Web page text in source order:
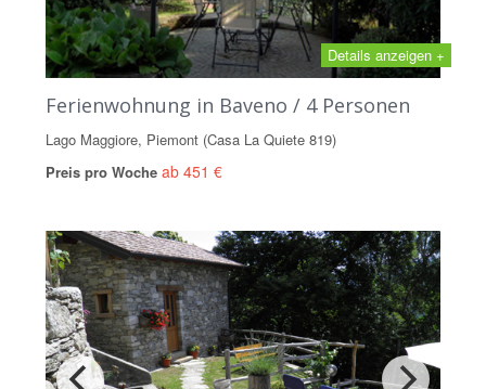
Details anzeigen +
Ferienwohnung in Baveno / 4 Personen
Lago Maggiore, Piemont (Casa La Quiete 819)
Preis pro Woche ab 451 €